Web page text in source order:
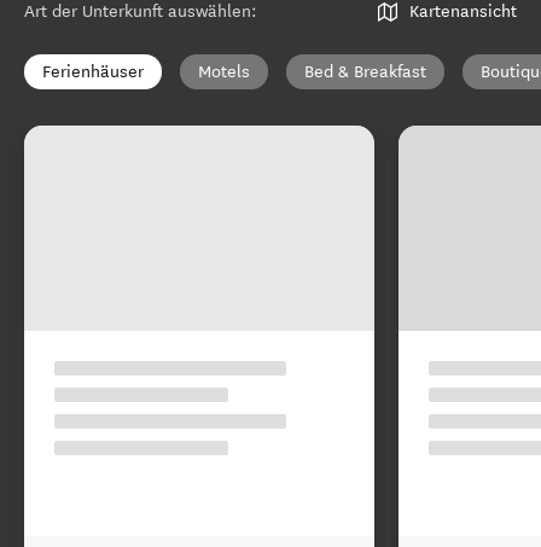
Art der Unterkunft auswählen: Kartenansicht
Ferienhäuser Motels Bed & Breakfast